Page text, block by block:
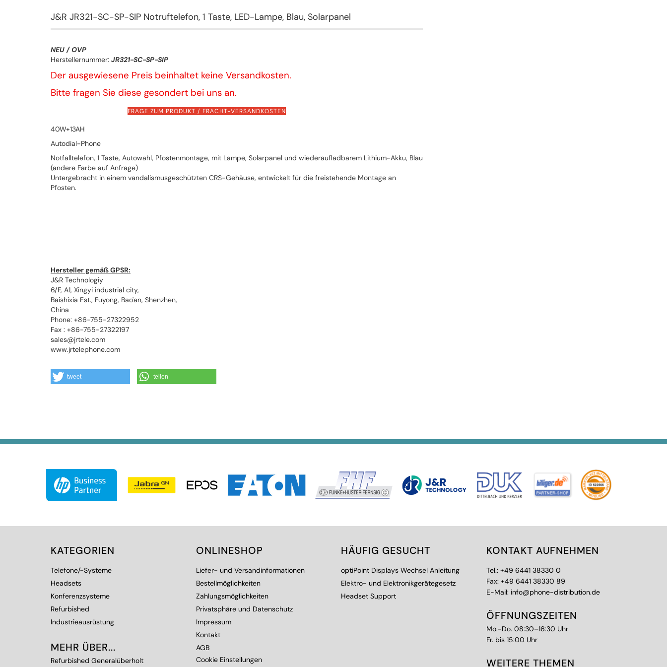
J&R JR321-SC-SP-SIP Notruftelefon, 1 Taste, LED-Lampe, Blau, Solarpanel
NEU / OVP
Herstellernummer: JR321-SC-SP-SIP
Der ausgewiesene Preis beinhaltet keine Versandkosten.
Bitte fragen Sie diese gesondert bei uns an.
FRAGE ZUM PRODUKT / FRACHT-VERSANDKOSTEN
40W+13AH
Autodial-Phone
Notfalltelefon, 1 Taste, Autowahl, Pfostenmontage, mit Lampe, Solarpanel und wiederaufladbarem Lithium-Akku, Blau
(andere Farbe auf Anfrage)
Untergebracht in einem vandalismusgeschützten CRS-Gehäuse, entwickelt für die freistehende Montage an
Pfosten.
Hersteller gemäß GPSR:
J&R Technologiy
6/F, A1, Xingyi industrial city,
Baishixia Est., Fuyong, Bao'an, Shenzhen,
China
Phone: +86-755-27322952
Fax : +86-755-27322197
sales@jrtele.com
www.jrtelephone.com
tweet teilen
KATEGORIEN
Telefone/-Systeme
Headsets
Konferenzsysteme
Refurbished
Industrieausrüstung
MEHR ÜBER...
Refurbished Generalüberholt
ONLINESHOP
Liefer- und Versandinformationen
Bestellmöglichkeiten
Zahlungsmöglichkeiten
Privatsphäre und Datenschutz
Impressum
Kontakt
AGB
Cookie Einstellungen
HÄUFIG GESUCHT
optiPoint Displays Wechsel Anleitung
Elektro- und Elektronikgerätegesetz
Headset Support
KONTAKT AUFNEHMEN
Tel.: +49 6441 38330 0
Fax: +49 6441 38330 89
E-Mail: info@phone-distribution.de
ÖFFNUNGSZEITEN
Mo.-Do. 08:30–16:30 Uhr
Fr. bis 15:00 Uhr
WEITERE THEMEN